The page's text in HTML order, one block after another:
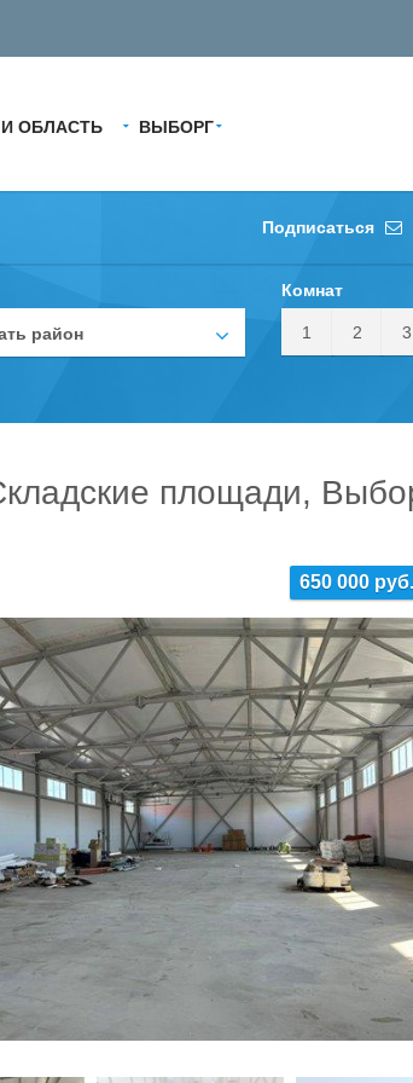
И ОБЛАСТЬ ВЫБОРГ
Подписаться
район
Комнат
1 2 3
площади,
650 000 руб.